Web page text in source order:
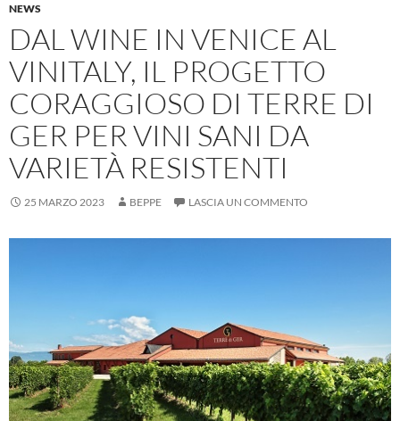
NEWS
DAL WINE IN VENICE AL
VINITALY, IL PROGETTO
CORAGGIOSO DI TERRE DI
GER PER VINI SANI DA
VARIETÀ RESISTENTI
25 MARZO 2023 BEPPE LASCIA UN COMMENTO